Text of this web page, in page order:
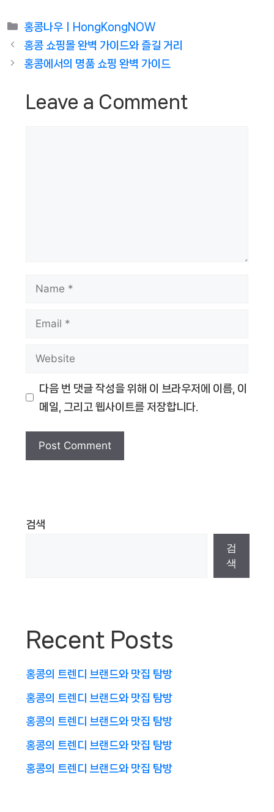
Categories
홍콩나우ㅣHongKongNOW
홍콩 쇼핑몰 완벽 가이드와 즐길 거리
홍콩에서의 명품 쇼핑 완벽 가이드
Leave a Comment
Name
Email
Website
다음 번 댓글 작성을 위해 이 브라우저에 이름, 이
메일, 그리고 웹사이트를 저장합니다.
검색
검
색
Recent Posts
홍콩의 트렌디 브랜드와 맛집 탐방
홍콩의 트렌디 브랜드와 맛집 탐방
홍콩의 트렌디 브랜드와 맛집 탐방
홍콩의 트렌디 브랜드와 맛집 탐방
홍콩의 트렌디 브랜드와 맛집 탐방